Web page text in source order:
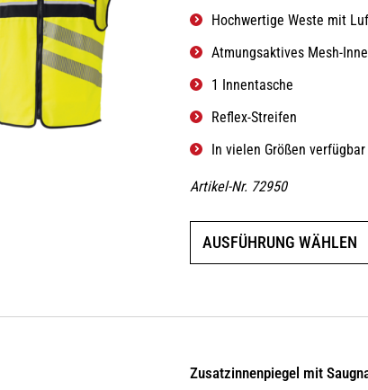
Hochwertige Weste mit
Atmungsaktives Mesh-
1 Innentasche
Reflex-Streifen
In vielen Größen verfügbar
Artikel-Nr. 72950
AUSFÜHRUNG WÄHLEN
Zusatzinnenpiegel mit